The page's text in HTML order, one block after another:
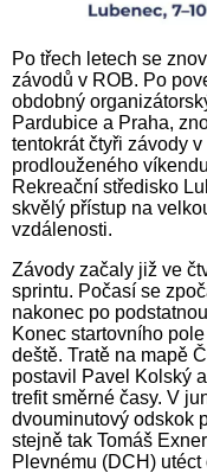
Po třech letech se
závodů v ROB. Po
obdobný
Pardubice a Praha,
tentokrát čtyři závody
prodlouženého
Rekreační středisko
skvělý přístup na
vzdálenosti.
Závody začaly již ve
sprintu. Počasí se
nakonec po
Konec startovního
deště. Tratě na mapě
postavil Pavel Kolský
trefit směrné časy. V
dvouminutový odskok
stejně tak Tomáš
Plevnému (DCH)